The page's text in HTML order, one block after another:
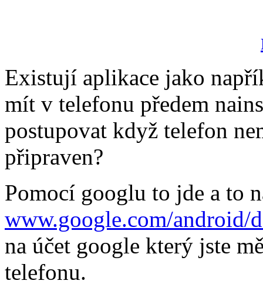
Existují aplikace jako
mít v telefonu předem
postupovat když telefon
připraven?
Pomocí googlu to jde a to
www.google.com/android/
na účet google který jste
telefonu.